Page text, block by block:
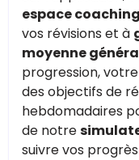
espace coaching
vos révisions et à
moyenne
progression,
des objectifs de
hebdomadaires
de notre
suivre vos